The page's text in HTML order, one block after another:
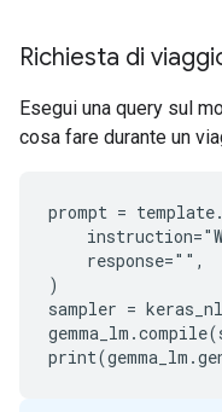
Richiesta di
Esegui una query sul
cosa fare durante un
prompt =
    response="",
)
sampler =